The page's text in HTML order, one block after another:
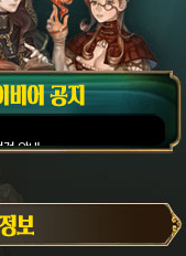
안내
1
2
하라